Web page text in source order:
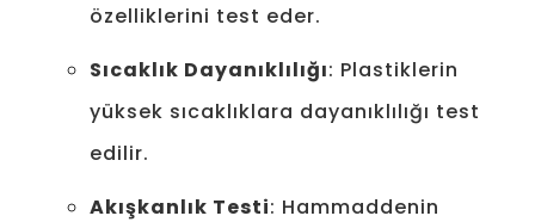
özelliklerini test eder.
Sıcaklık Dayanıklılığı: Plastiklerin
yüksek sıcaklıklara dayanıklılığı test
edilir.
Akışkanlık Testi: Hammaddenin